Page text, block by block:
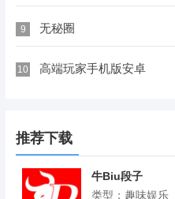
9 无秘圈
10 高端玩家手机版安卓
推荐下载
牛Biu段子
类型：趣味娱乐